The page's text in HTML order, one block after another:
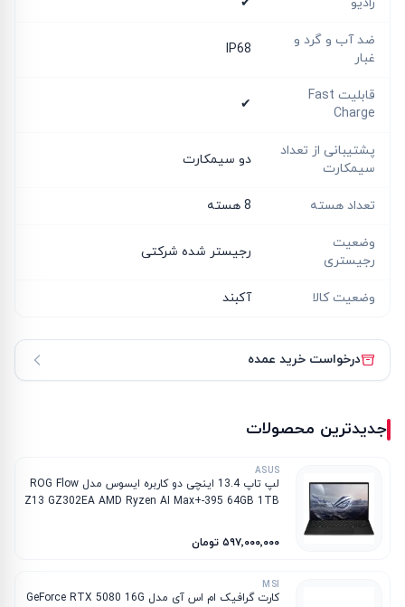
ضد آب و گرد و
غبار
IP68
قابلیت Fast
Charge
✔
پشتیبانی از تعداد
سیمکارت
دو سیمکارت
تعداد هسته 8 هسته
وضعیت
رجیستری
رجیستر شده شرکتی
وضعیت کالا آکبند
درخواست خرید عمده
جدیدترین محصولات
ASUS
لپ تاپ 13.4 اینچی دو کاربره ایسوس مدل ROG Flow
Z13 GZ302EA AMD Ryzen AI Max+-395 64GB 1TB
۵۹۷٬۰۰۰٬۰۰۰ تومان
MSI
کارت گرافیک ام‌ اس‌ آی مدل GeForce RTX 5080 16G